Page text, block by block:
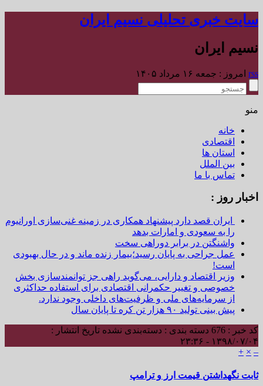
سایت خبری تحلیلی نسیم ایران
نسیم ایران
rss امروز : جمعه ۱۶ مرداد ۱۴۰۵
منو
خانه
اقتصادی
استان ها
بین الملل
تماس با ما
اخبار روز :
ایران قصد دارد پیشنهاد همکاری در زمینه غنی‌سازی اورانیوم
را به سعودی و امارات بدهد
واشنگتن در برابر دوراهی سخت
عمل جراحی به پایان رسید؛بیمار زنده ماند و در حال بهبودی
است!
وزیر اقتصاد و دارایی، می‌گوید راهی جز توانمندسازی بخش
خصوصی و تغییر حکمرانی اقتصادی برای استفاده حداکثری
از سرمایه‌های ملی و ظرفیت‌های داخلی وجود ندارد.
پیش بینی تولید ۹۰ هزار تن کره تا پایان سال
کد خبر : 676 دسته بندی : دسته‌بندی نشده تاریخ انتشار :
۱۳۹۸/۰۷/۰۴ - ۲۳:۳۶
–
×
+
ثابت نگهداشتن قیمت ارز و ترامپ